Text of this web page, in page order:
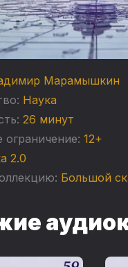
Марамышкин
Наука
26 минут
ограничение: 12+
2.0
Большой